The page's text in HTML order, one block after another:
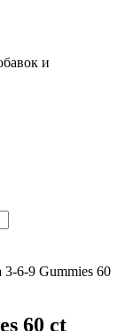
и
3-6-9 Gummies 60
60 ct